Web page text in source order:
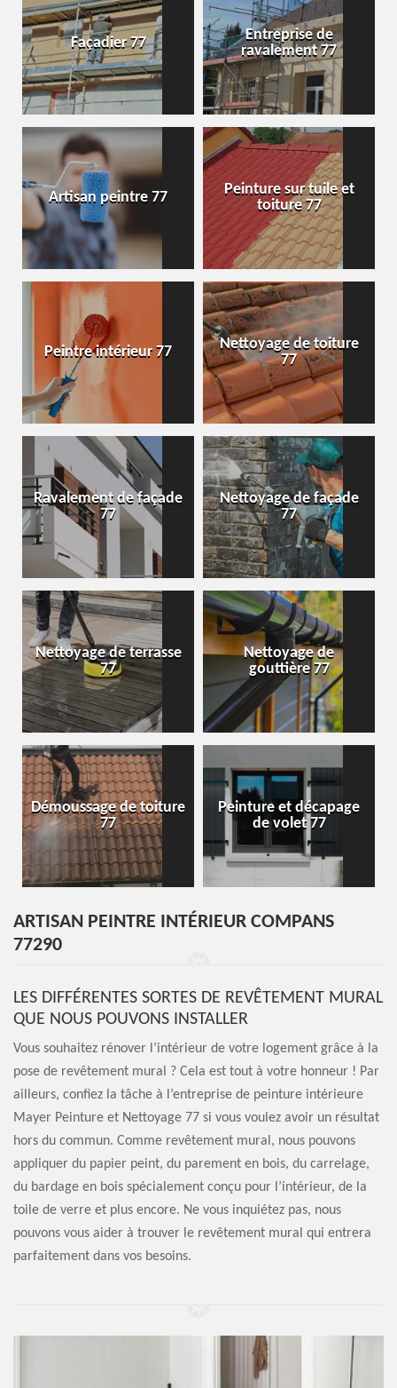
Façadier 77
Entreprise de
ravalement 77
Artisan peintre 77
Peinture sur tuile et
toiture 77
Peintre intérieur 77
Nettoyage de toiture
77
Ravalement de façade
77
Nettoyage de façade
77
Nettoyage de terrasse
77
Nettoyage de
gouttière 77
Démoussage de toiture
77
Peinture et décapage
de volet 77
ARTISAN PEINTRE INTÉRIEUR COMPANS
77290
LES DIFFÉRENTES SORTES DE REVÊTEMENT MURAL
QUE NOUS POUVONS INSTALLER
Vous souhaitez rénover l’intérieur de votre logement grâce à la
pose de revêtement mural ? Cela est tout à votre honneur ! Par
ailleurs, confiez la tâche à l’entreprise de peinture intérieure
Mayer Peinture et Nettoyage 77 si vous voulez avoir un résultat
hors du commun. Comme revêtement mural, nous pouvons
appliquer du papier peint, du parement en bois, du carrelage,
du bardage en bois spécialement conçu pour l’intérieur, de la
toile de verre et plus encore. Ne vous inquiétez pas, nous
pouvons vous aider à trouver le revêtement mural qui entrera
parfaitement dans vos besoins.